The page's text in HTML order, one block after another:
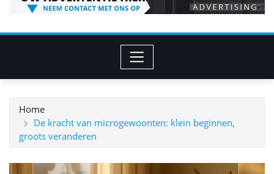
Home
De kracht van microgewoonten: klein beginnen,
groots veranderen